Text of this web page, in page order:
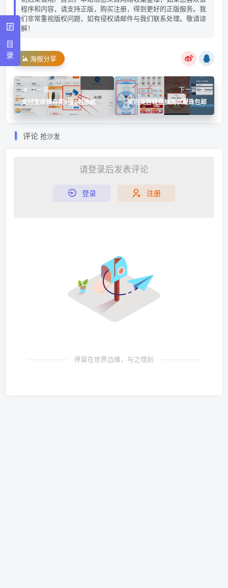
程序和内容，请支持正版，购买注册，得到更好的正版服务。我
们非常重视版权问题，如有侵权请邮件与我们联系处理。敬请谅
解！
海报分享
上一篇
支付宝收钱有奖0撸2包抽纸
下一篇
美的美居转盘抽洗衣凝珠包邮
评论 抢沙发
请登录后发表评论
登录 注册
停留在世界边缘，与之惜别
目
录